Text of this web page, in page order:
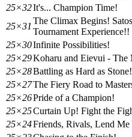
25×32It's... Champion Time!
25×31
The Climax Begins!
Tournament Experience!!
25×30Infinite Possibilities!
25×29Koharu and Eievui - The
25×28Battling as Hard as Stone!
25×27The Fiery Road to
25×26Pride of a Champion!
25×25Curtain Up! Fight the
25×24Friends, Rivals, Lend